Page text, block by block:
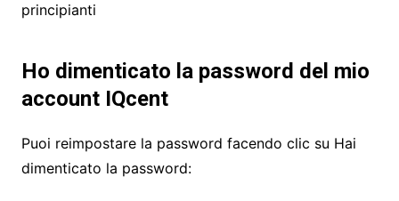
principianti
Ho dimenticato la password del mio
account IQcent
Puoi reimpostare la password facendo clic su Hai
dimenticato la password: